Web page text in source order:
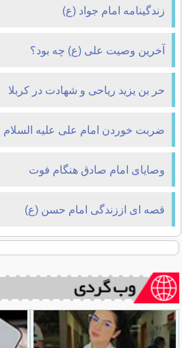
زندگينامه امام جواد (ع)
آخرین وصیت علی (ع) چه بود؟
حر بن یزید ریاحی و شهادت در کربلا
ضربت خوردن امام علی علیه السلام
وصايای امام صادق هنگام فوت
قصه ای اززندگی امام حسن (ع)